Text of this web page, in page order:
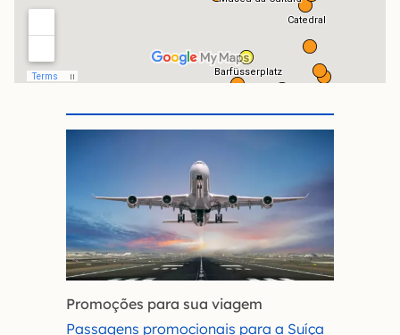
Promoções para sua viagem
Passagens promocionais para a Suíça